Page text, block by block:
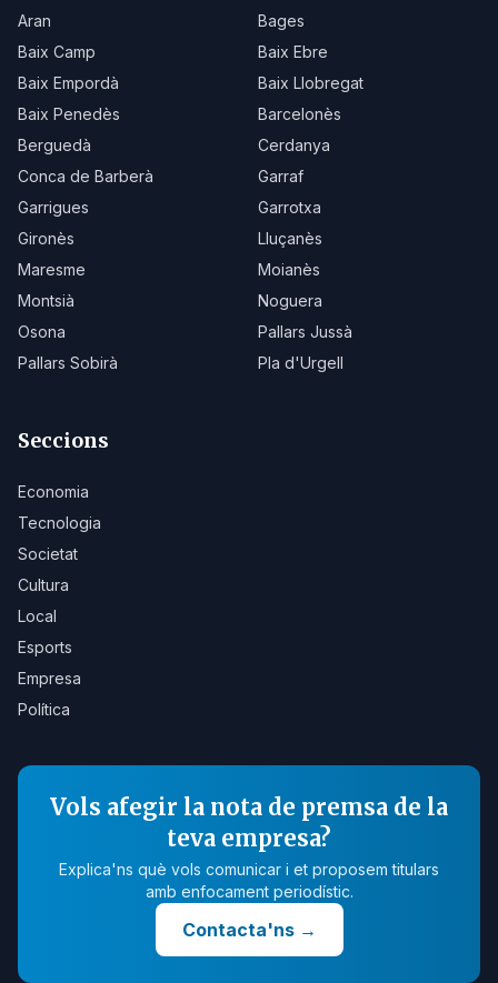
Aran
Bages
Baix Camp
Baix Ebre
Baix Empordà
Baix Llobregat
Baix Penedès
Barcelonès
Berguedà
Cerdanya
Conca de Barberà
Garraf
Garrigues
Garrotxa
Gironès
Lluçanès
Maresme
Moianès
Montsià
Noguera
Osona
Pallars Jussà
Pallars Sobirà
Pla d'Urgell
Seccions
Economia
Tecnologia
Societat
Cultura
Local
Esports
Empresa
Política
Vols afegir la nota de premsa de la
teva empresa?
Explica'ns què vols comunicar i et proposem titulars
amb enfocament periodístic.
Contacta'ns→